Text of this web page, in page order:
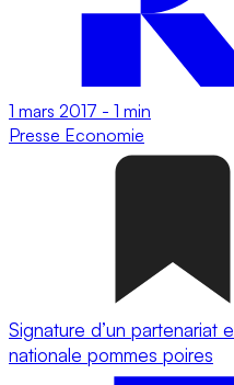
1 mars 2017 - 1 min
Presse Economie
Signature d’un partenariat
nationale pommes poires